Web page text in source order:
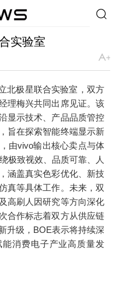
实验室
北极星联合实验室，双方
理梅兴共同出席见证。该
显示技术、产品品质管控
旨在探索智能终端显示新
由vivo输出核心卖点与体
极致视效、品质可靠、人
涵盖真实色彩优化、新技
真等具体工作。未来，双
高刷人因研究等方向深化
合作标志着双方从供应链
升级，BOE表示将持续深
能消费电子产业高质量发